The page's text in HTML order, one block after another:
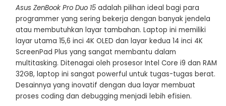
Asus ZenBook Pro Duo 15 adalah pilihan ideal bagi para
programmer yang sering bekerja dengan banyak jendela
atau membutuhkan layar tambahan. Laptop ini memiliki
layar utama 15,6 inci 4K OLED dan layar kedua 14 inci 4K
ScreenPad Plus yang sangat membantu dalam
multitasking. Ditenagai oleh prosesor Intel Core i9 dan RAM
32GB, laptop ini sangat powerful untuk tugas-tugas berat.
Desainnya yang inovatif dengan dua layar membuat
proses coding dan debugging menjadi lebih efisien​.